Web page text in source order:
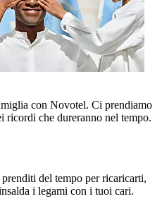
con Novotel. Ci prendiamo
ricordi che dureranno nel tempo.
del tempo per ricaricarti,
i legami con i tuoi cari.